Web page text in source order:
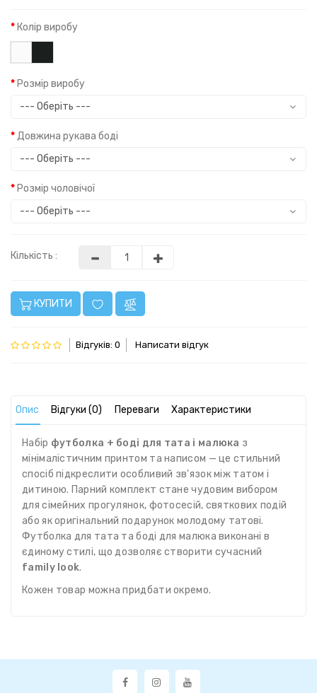
Колір виробу
Розмір виробу
Довжина рукава боді
Розмір чоловічої
Кількість :
КУПИТИ
Відгуків: 0 Написати відгук
Опис Відгуки (0) Переваги Характеристики
Набір футболка + боді для тата і малюка з
мінімалістичним принтом та написом — це стильний
спосіб підкреслити особливий зв'язок між татом і
дитиною. Парний комплект стане чудовим вибором
для сімейних прогулянок, фотосесій, святкових подій
або як оригінальний подарунок молодому татові.
Футболка для тата та боді для малюка виконані в
єдиному стилі, що дозволяє створити сучасний
family look.
Кожен товар можна придбати окремо.